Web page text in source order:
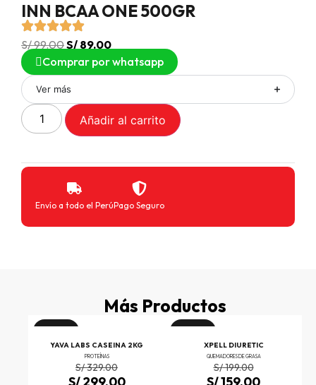
INN BCAA ONE 500GR
S/99.00S/ 89.00
Comprar por whatsapp
Ver más
Añadir al carrito
Envío a todo el PerúPago Seguro
Más Productos
¡Oferta!
YAVA LABS CASEINA 2KG
PROTEÍNAS
S/329.00
¡Oferta!
XPELL DIURETIC
QUEMADORES DE GRASA
S/199.00